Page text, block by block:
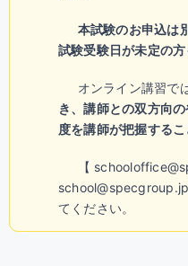
本試験のお申込は
試験受験日が未定の方
オンライン講習では
き、講師との双方向
度を講師が把握する
【
てください。